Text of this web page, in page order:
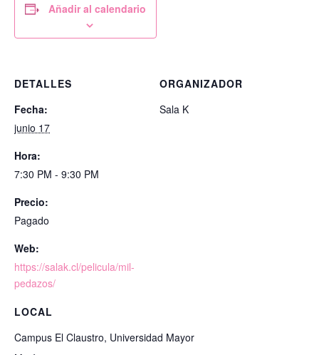
Añadir al calendario
DETALLES
Fecha:
junio 17
Hora:
7:30 PM - 9:30 PM
Precio:
Pagado
Web:
https://salak.cl/pelicula/mil-
pedazos/
LOCAL
Campus El Claustro, Universidad Mayor
ORGANIZADOR
Sala K